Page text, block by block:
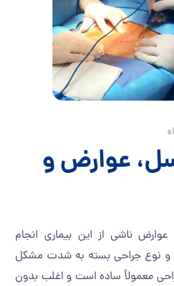
عوارض و
ناشی از این بیماری انجام
نوع جراحی بسته به شدت مشکل
معمولاً ساده است و اغلب بدون